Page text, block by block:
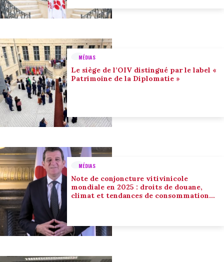
MÉDIAS
Le siège de l’OIV distingué par le label «
Patrimoine de la Diplomatie »
MÉDIAS
Note de conjoncture vitivinicole
mondiale en 2025 : droits de douane,
climat et tendances de consommation